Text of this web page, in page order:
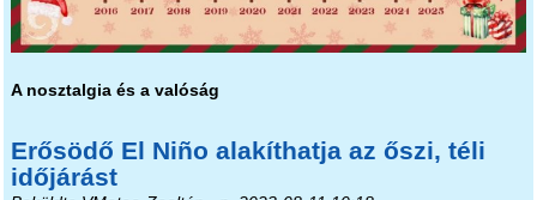
A nosztalgia és a valóság
Erősödő El Niño alakíthatja az őszi, téli
időjárást